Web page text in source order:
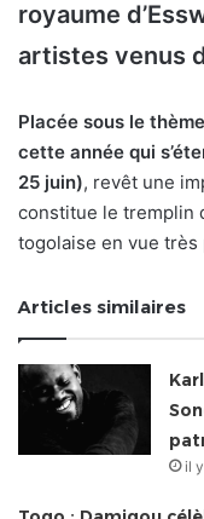
royaume
artistes venus
Placée sous le
cette année qui
25 juin), revêt une
constitue le tremplin
togolaise en vue très
Articles similaires
il